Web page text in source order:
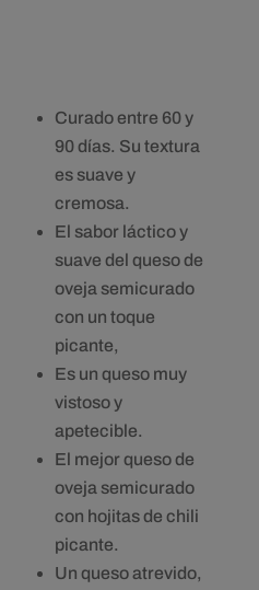
Curado entre 60 y
90 días. Su textura
es suave y
cremosa.
El sabor láctico y
suave del queso de
oveja semicurado
con un toque
picante,
Es un queso muy
vistoso y
apetecible.
El mejor queso de
oveja semicurado
con hojitas de chili
picante.
Un queso atrevido,